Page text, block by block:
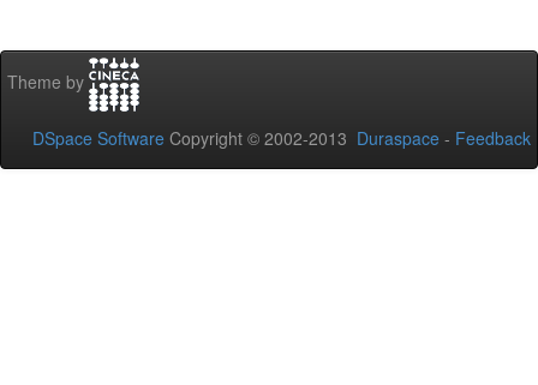
Theme by
DSpace Software Copyright © 2002-2013 Duraspace - Feedback